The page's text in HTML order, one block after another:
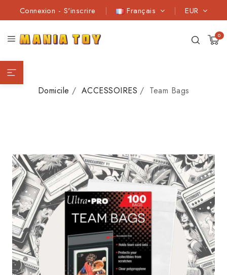
EUR
Français
Connexion - S'inscrire
0
Domicile ACCESSOIRES Team Bags